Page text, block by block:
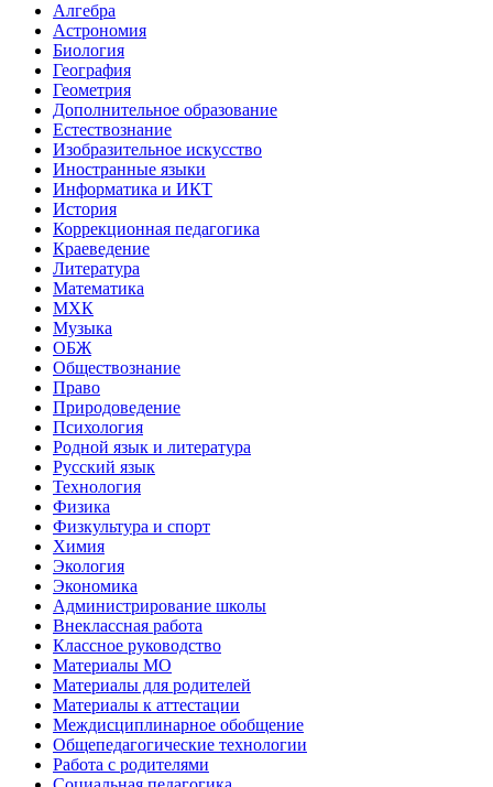
Алгебра
Астрономия
Биология
География
Геометрия
Дополнительное образование
Естествознание
Изобразительное искусство
Иностранные языки
Информатика и ИКТ
История
Коррекционная педагогика
Краеведение
Литература
Математика
МХК
Музыка
ОБЖ
Обществознание
Право
Природоведение
Психология
Родной язык и литература
Русский язык
Технология
Физика
Физкультура и спорт
Химия
Экология
Экономика
Администрирование школы
Внеклассная работа
Классное руководство
Материалы МО
Материалы для родителей
Материалы к аттестации
Междисциплинарное обобщение
Общепедагогические технологии
Работа с родителями